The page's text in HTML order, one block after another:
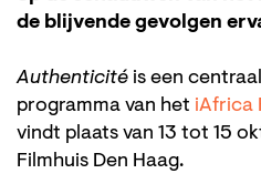
de blijvende gevolgen
Authenticité is een
programma van het iAfrica
vindt plaats van 13 tot 15
Filmhuis Den Haag.